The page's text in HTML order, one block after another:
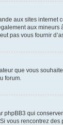
aux sites
aux
vous fournir
que vous
forum.
qui
vous rencontrez